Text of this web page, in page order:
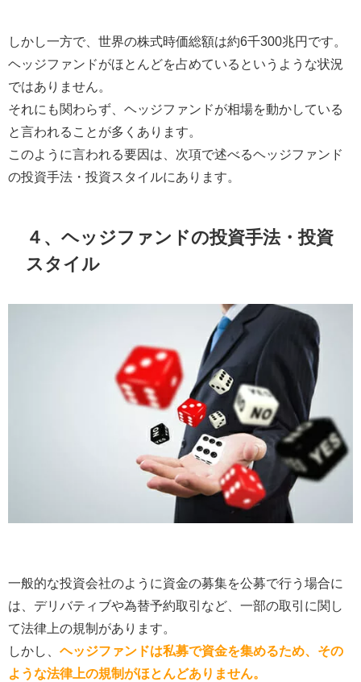
しかし一方で、世界の株式時価総額は約6千300兆円です。
ヘッジファンドがほとんどを占めているというような状況
ではありません。
それにも関わらず、ヘッジファンドが相場を動かしている
と言われることが多くあります。
このように言われる要因は、次項で述べるヘッジファンド
の投資手法・投資スタイルにあります。
４、ヘッジファンドの投資手法・投資
スタイル
一般的な投資会社のように資金の募集を公募で行う場合に
は、デリバティブや為替予約取引など、一部の取引に関し
て法律上の規制があります。
しかし、 ヘッジファンドは私募で資金を集めるため、その
ような法律上の規制がほとんどありません。